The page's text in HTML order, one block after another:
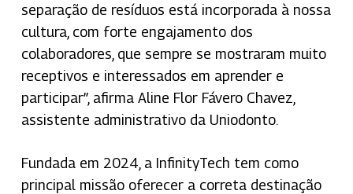
separação de resíduos está incorporada à nossa
cultura, com forte engajamento dos
colaboradores, que sempre se mostraram muito
receptivos e interessados em aprender e
participar”, afirma Aline Flor Fávero Chavez,
assistente administrativo da Uniodonto.
Fundada em 2024, a InfinityTech tem como
principal missão oferecer a correta destinação